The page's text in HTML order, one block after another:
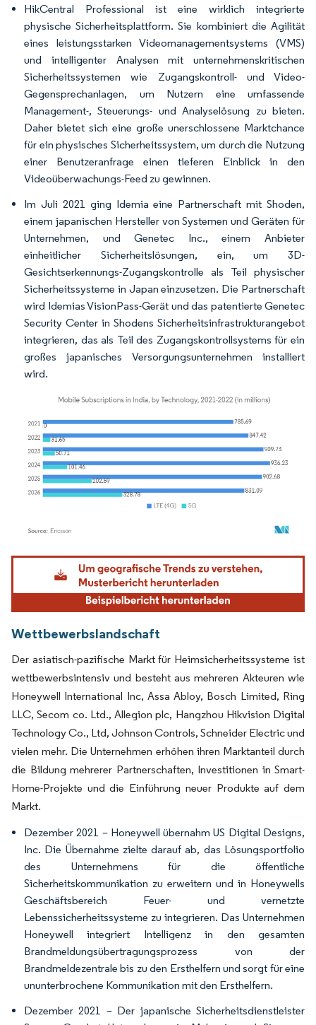
HikCentral Professional ist eine wirklich integrierte
physische Sicherheitsplattform. Sie kombiniert die Agilität
eines leistungsstarken Videomanagementsystems (VMS)
und intelligenter Analysen mit unternehmenskritischen
Sicherheitssystemen wie Zugangskontroll- und Video-
Gegensprechanlagen, um Nutzern eine umfassende
Management-, Steuerungs- und Analyselösung zu bieten.
Daher bietet sich eine große unerschlossene Marktchance
für ein physisches Sicherheitssystem, um durch die Nutzung
einer Benutzeranfrage einen tieferen Einblick in den
Videoüberwachungs-Feed zu gewinnen.
Im Juli 2021 ging Idemia eine Partnerschaft mit Shoden,
einem japanischen Hersteller von Systemen und Geräten für
Unternehmen, und Genetec Inc., einem Anbieter
einheitlicher Sicherheitslösungen, ein, um 3D-
Gesichtserkennungs-Zugangskontrolle als Teil physischer
Sicherheitssysteme in Japan einzusetzen. Die Partnerschaft
wird Idemias VisionPass-Gerät und das patentierte Genetec
Security Center in Shodens Sicherheitsinfrastrukturangebot
integrieren, das als Teil des Zugangskontrollsystems für ein
großes japanisches Versorgungsunternehmen installiert
wird.
Bild © Mordor Intelligence. Wiederverwendung erfordert Namensnennung gemäß
Wettbewerbslandschaft
Der asiatisch-pazifische Markt für Heimsicherheitssysteme ist
wettbewerbsintensiv und besteht aus mehreren Akteuren wie
Honeywell International Inc, Assa Abloy, Bosch Limited, Ring
LLC, Secom co. Ltd., Allegion plc, Hangzhou Hikvision Digital
Technology Co., Ltd, Johnson Controls, Schneider Electric und
vielen mehr. Die Unternehmen erhöhen ihren Marktanteil durch
die Bildung mehrerer Partnerschaften, Investitionen in Smart-
Home-Projekte und die Einführung neuer Produkte auf dem
Markt.
Dezember 2021 – Honeywell übernahm US Digital Designs,
Inc. Die Übernahme zielte darauf ab, das Lösungsportfolio
des Unternehmens für die öffentliche
Sicherheitskommunikation zu erweitern und in Honeywells
Geschäftsbereich Feuer- und vernetzte
Lebenssicherheitssysteme zu integrieren. Das Unternehmen
Honeywell integriert Intelligenz in den gesamten
Brandmeldungsübertragungsprozess von der
Brandmeldezentrale bis zu den Ersthelfern und sorgt für eine
ununterbrochene Kommunikation mit den Ersthelfern.
Dezember 2021 – Der japanische Sicherheitsdienstleister